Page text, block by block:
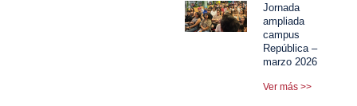
Jornada
ampliada
campus
República –
marzo 2026
Ver más >>